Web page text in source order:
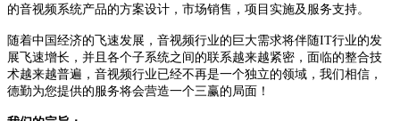
的音视频系统产品的方案设计，市场销售，项目实施及服务支持。
随着中国经济的飞速发展，音视频行业的巨大需求将伴随IT行业的发
展飞速增长，并且各个子系统之间的联系越来越紧密，面临的整合技
术越来越普遍，音视频行业已经不再是一个独立的领域，我们相信，
德勤为您提供的服务将会营造一个三赢的局面！